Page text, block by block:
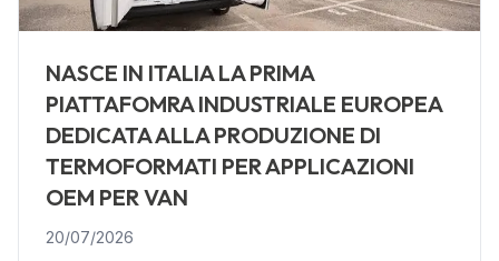
NASCE IN ITALIA LA PRIMA
PIATTAFOMRA INDUSTRIALE EUROPEA
DEDICATA ALLA PRODUZIONE DI
TERMOFORMATI PER APPLICAZIONI
OEM PER VAN
20/07/2026